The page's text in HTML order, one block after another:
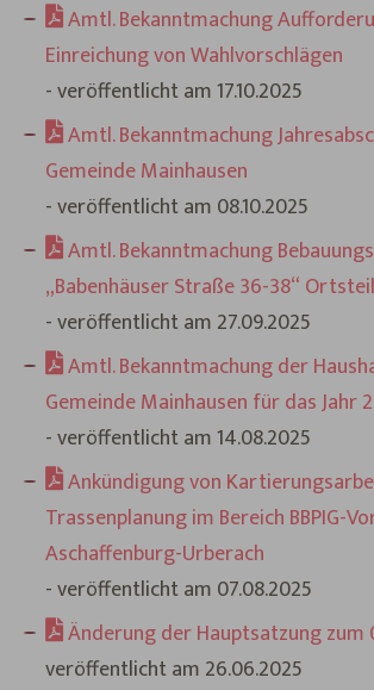
Amtl. Bekanntmachung
Einreichung von Wahlvorschlägen
- veröffentlicht am 17.10.2025
Amtl. Bekanntmachung
Gemeinde Mainhausen
- veröffentlicht am 08.10.2025
Amtl. Bekanntmachung
„Babenhäuser Straße 36-38“
- veröffentlicht am 27.09.2025
Amtl. Bekanntmachung der
Gemeinde Mainhausen für das Jahr
- veröffentlicht am 14.08.2025
Ankündigung von
Trassenplanung im Bereich BBPIG-
Aschaffenburg-Urberach
- veröffentlicht am 07.08.2025
Änderung der Hauptsatzung zum
veröffentlicht am 26.06.2025